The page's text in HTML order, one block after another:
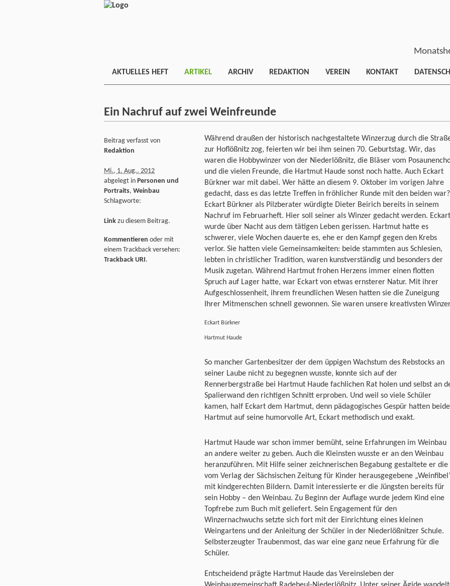
AKTUELLES HEFT ARTIKEL ARCHIV REDAKTION VEREIN KONTAKT
Ein Nachruf auf zwei Weinfreunde
Während draußen der historisch nachgestaltete Winzerzug durch die
zur Hoflößnitz zog, feierten wir bei ihm seinen 70. Geburtstag. Wir, das
waren die Hobbywinzer von der Niederlößnitz, die Bläser vom
und die vielen Freunde, die Hartmut Haude sonst noch hatte. Auch Eckart
Bürkner war mit dabei. Wer hätte an diesem 9. Oktober im vorigen Jahre
gedacht, dass es das letzte Treffen in fröhlicher Runde mit den beiden war?
Eckart Bürkner als Pilzberater würdigte Dieter Beirich bereits in seinem
Nachruf im Februarheft. Hier soll seiner als Winzer gedacht werden. Eckart
wurde über Nacht aus dem tätigen Leben gerissen. Hartmut hatte es
schwerer, viele Wochen dauerte es, ehe er den Kampf gegen den Krebs
verlor. Sie hatten viele Gemeinsamkeiten: beide stammten aus Schlesien,
lebten in christlicher Tradition, waren kunstverständig und besonders der
Musik zugetan. Während Hartmut frohen Herzens immer einen flotten
Spruch auf Lager hatte, war Eckart von etwas ernsterer Natur. Mit ihrer
Aufgeschlossenheit, ihrem freundlichen Wesen hatten sie die Zuneigung
Ihrer Mitmenschen schnell gewonnen. Sie waren unsere kreativsten
Eckart Bürkner
Hartmut Haude
So mancher Gartenbesitzer der dem üppigen Wachstum des Rebstocks an
seiner Laube nicht zu begegnen wusste, konnte sich auf der
Rennerbergstraße bei Hartmut Haude fachlichen Rat holen und selbst an
Spalierwand den richtigen Schnitt erproben. Und weil so viele Schüler
kamen, half Eckart dem Hartmut, denn pädagogisches Gespür hatten
Hartmut auf seine humorvolle Art, Eckart methodisch und exakt.
Hartmut Haude war schon immer bemüht, seine Erfahrungen im Weinbau
an andere weiter zu geben. Auch die Kleinsten wusste er an den Weinbau
heranzuführen. Mit Hilfe seiner zeichnerischen Begabung gestaltete er die
vom Verlag der Sächsischen Zeitung für Kinder herausgegebene
mit kindgerechten Bildern. Damit interessierte er die Jüngsten bereits für
sein Hobby – den Weinbau. Zu Beginn der Auflage wurde jedem Kind eine
Topfrebe zum Buch mit geliefert. Sein Engagement für den
Winzernachwuchs setzte sich fort mit der Einrichtung eines kleinen
Weingartens und der Anleitung der Schüler in der Niederlößnitzer Schule.
Selbsterzeugter Traubenmost, das war eine ganz neue Erfahrung für die
Schüler.
Entscheidend prägte Hartmut Haude das Vereinsleben der
Beitrag verfasst von
Redaktion
Mi., 1. Aug.. 2012
abgelegt in Personen und
Portraits, Weinbau
Schlagworte:
Link zu diesem Beitrag.
Kommentieren oder mit
einem Trackback versehen:
Trackback URI.